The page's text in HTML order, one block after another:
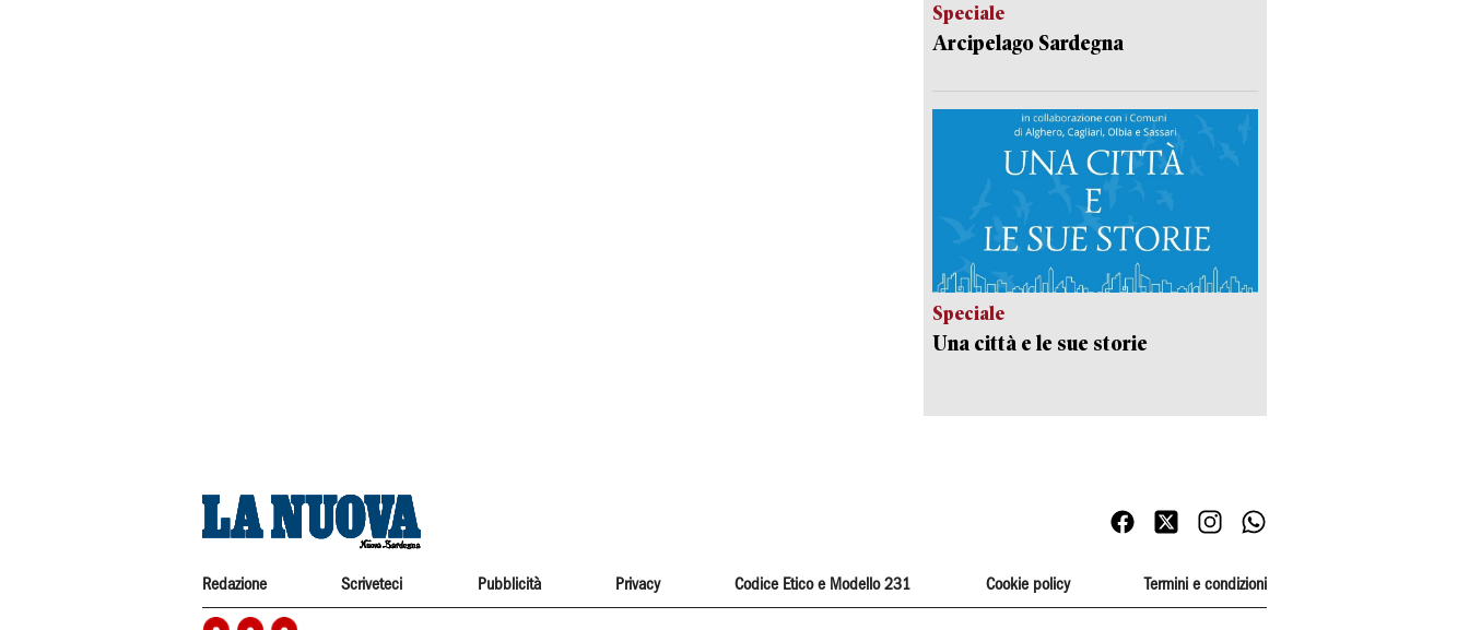
Speciale
Arcipelago Sardegna
Speciale
Una città e le sue storie
Redazione Scriveteci Pubblicità Privacy Codice Etico e Modello 231 Cookie policy Termini e condizioni